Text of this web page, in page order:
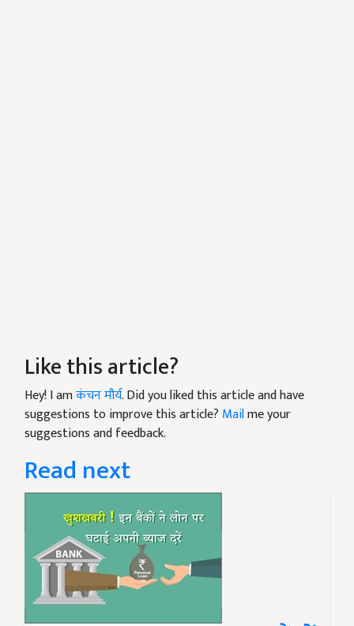
Like this article?
Hey! I amकंचन मौर्य. Did you liked this article and have
suggestions to improve this article? Mailme your
suggestions and feedback.
Read next